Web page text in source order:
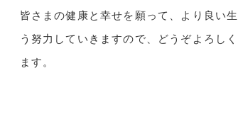
皆さまの健康と幸せを願って、より良い
う努力していきますので、どうぞよろし
ます。